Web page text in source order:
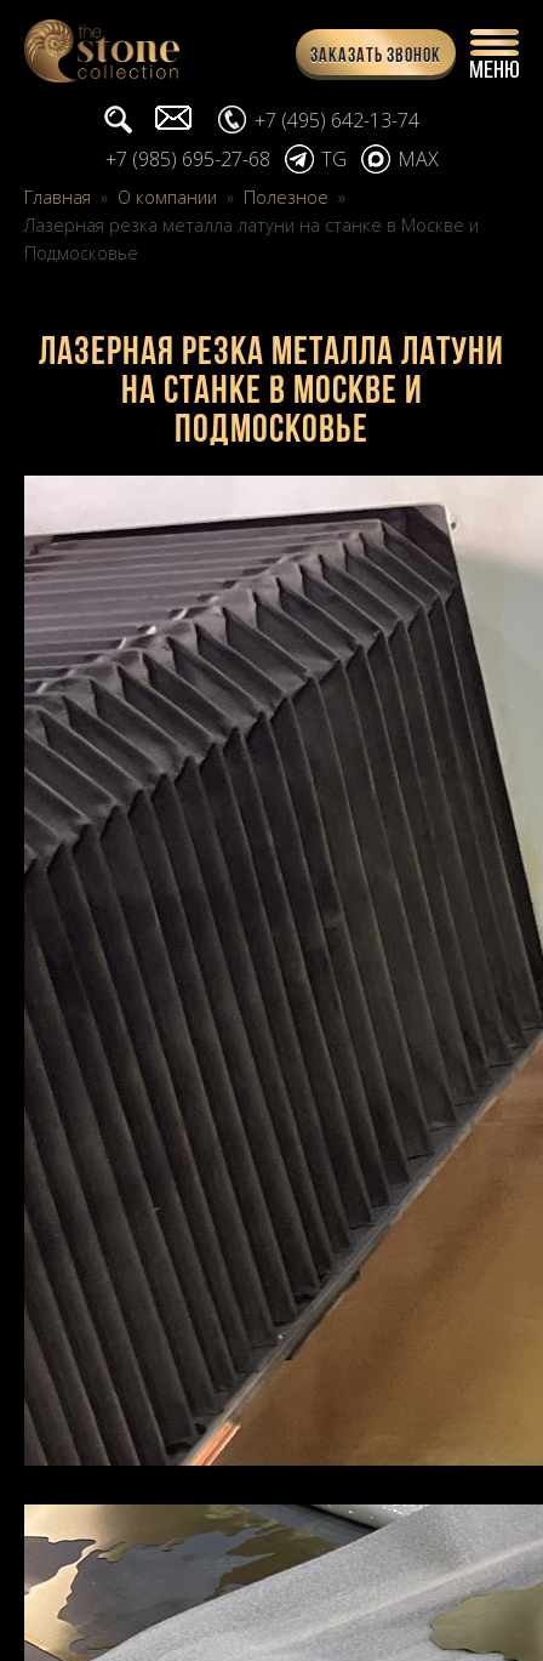
Заказать звонок
Поиск... info@stone-collection.ru
+7 (495) 642-13-74
+7 (985) 695-27-68
TG MAX
Главная » О компании » Полезное »
Лазерная резка металла латуни на станке в Москве и
Подмосковье
Лазерная резка металла латуни
на станке в Москве и
Подмосковье